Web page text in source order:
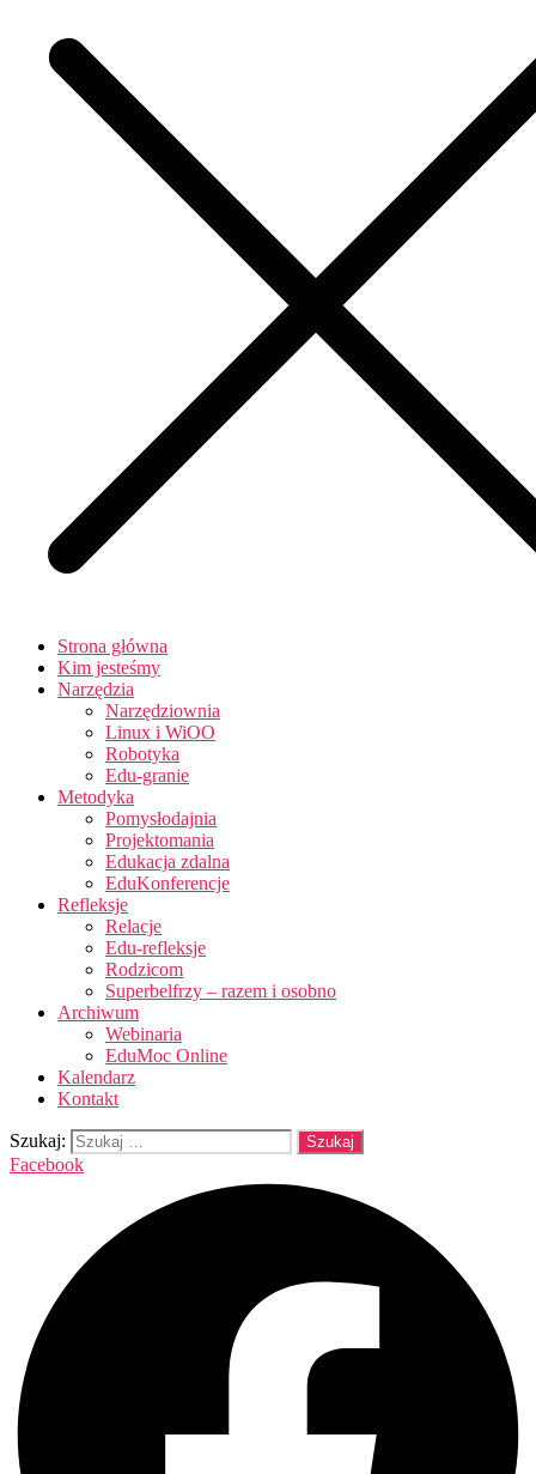
Strona główna
Kim jesteśmy
Narzędzia
Narzędziownia
Linux i WiOO
Robotyka
Edu-granie
Metodyka
Pomysłodajnia
Projektomania
Edukacja zdalna
EduKonferencje
Refleksje
Relacje
Edu-refleksje
Rodzicom
Superbelfrzy – razem i osobno
Archiwum
Webinaria
EduMoc Online
Kalendarz
Kontakt
Szukaj:
Facebook